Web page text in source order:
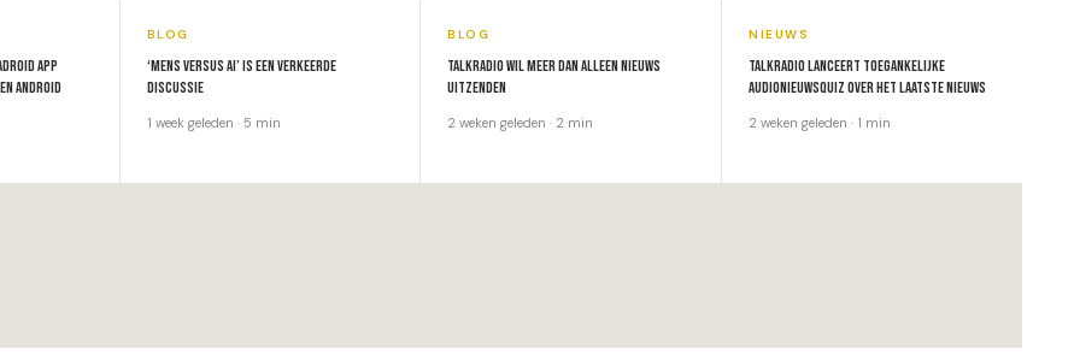
app
Android
BLOG
‘Mens versus ai’ is een verkeerde
discussie
1 week geleden · 5 min
BLOG
TalkRadio wil meer dan alleen nieuws
uitzenden
2 weken geleden · 2 min
NIEUWS
TalkRadio lanceert toegankelijke
audionieuwsquiz over het laatste nieuws
2 weken geleden · 1 min